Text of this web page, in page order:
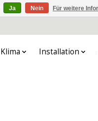
Klima Installation
Ja Nein Für weitere